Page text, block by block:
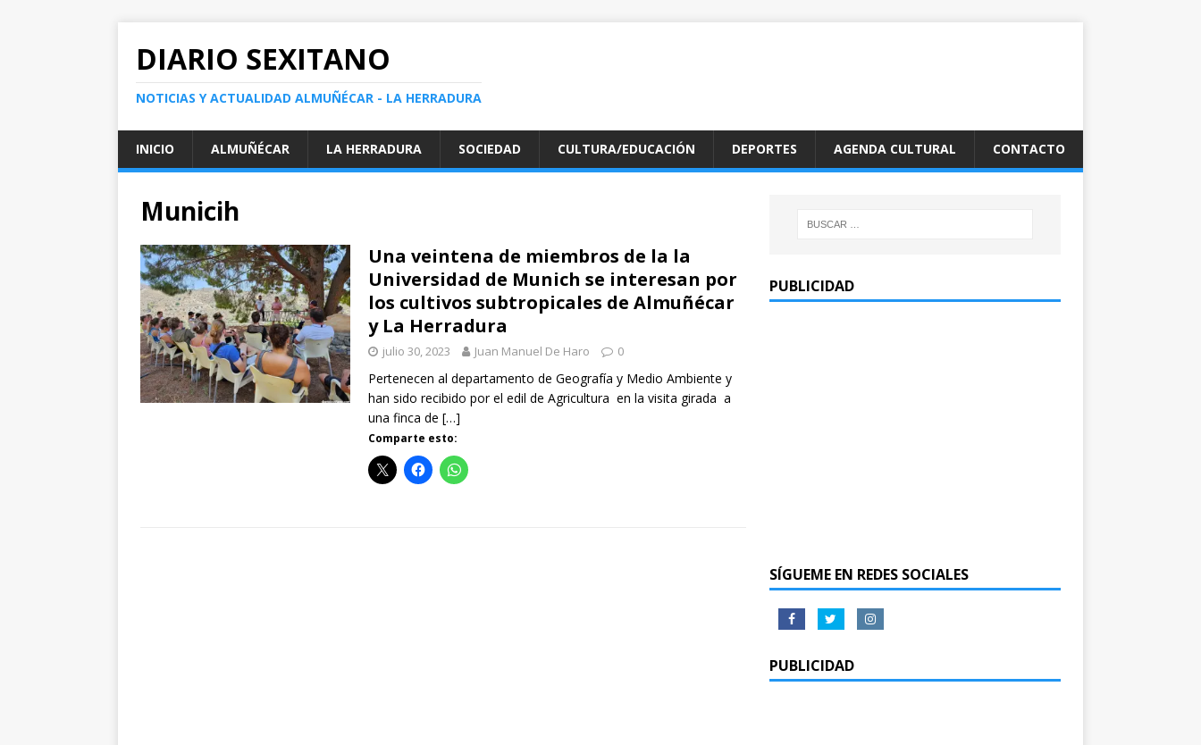
DIARIO SEXITANO
NOTICIAS Y ACTUALIDAD ALMUÑÉCAR - LA HERRADURA
INICIO ALMUÑÉCAR LA HERRADURA SOCIEDAD CULTURA/EDUCACIÓN DEPORTES AGENDA CULTURAL CONTACTO
Municih
Una veintena de miembros de la la
Universidad de Munich se interesan por
los cultivos subtropicales de Almuñécar
y La Herradura
julio 30, 2023 Juan Manuel De Haro 0
Pertenecen al departamento de Geografía y Medio Ambiente y
han sido recibido por el edil de Agricultura en la visita girada a
una finca de […]
Comparte esto:
PUBLICIDAD
SÍGUEME EN REDES SOCIALES
PUBLICIDAD